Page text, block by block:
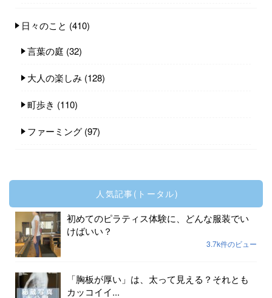
日々のこと (410)
言葉の庭 (32)
大人の楽しみ (128)
町歩き (110)
ファーミング (97)
人気記事(トータル)
初めてのピラティス体験に、どんな服装でい
けばいい？
3.7k件のビュー
「胸板が厚い」は、太って見える？それとも
カッコイイ...